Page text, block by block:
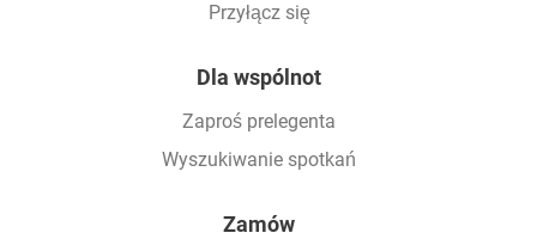
Przyłącz się
Dla wspólnot
Zaproś prelegenta
Wyszukiwanie spotkań
Zamów